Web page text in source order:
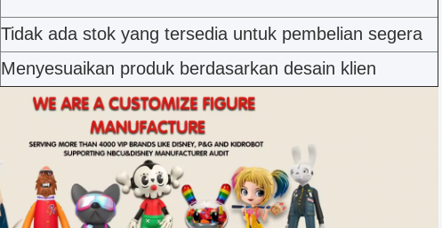
Tidak ada stok yang tersedia untuk pembelian segera
Menyesuaikan produk berdasarkan desain klien